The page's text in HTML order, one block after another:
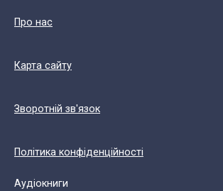
Про нас
Карта сайту
Зворотній зв'язок
Політика конфіденційності
Аудіокниги